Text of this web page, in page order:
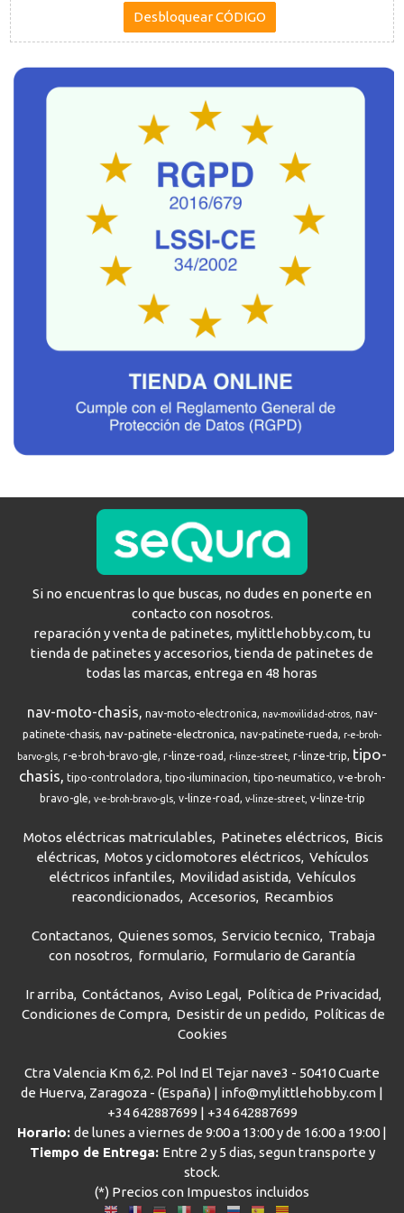
Si no encuentras lo que buscas, no dudes en ponerte en
contacto con nosotros.
reparación y venta de patinetes, mylittlehobby.com, tu
tienda de patinetes y accesorios, tienda de patinetes de
todas las marcas, entrega en 48 horas
nav-moto-chasis nav-moto-electronica nav-movilidad-otros nav-
patinete-chasis nav-patinete-electronica nav-patinete-rueda
r-e-broh-
barvo-gls r-e-broh-bravo-gle r-linze-road r-linze-street r-linze-trip
tipo-
chasis
tipo-controladora tipo-iluminacion tipo-neumatico v-e-broh-
bravo-gle v-e-broh-bravo-gls v-linze-road v-linze-street v-linze-trip
Motos eléctricas matriculables Patinetes eléctricos
Bicis
eléctricas Motos y ciclomotores eléctricos Vehículos
eléctricos infantiles Movilidad asistida Vehículos
reacondicionados Accesorios Recambios
Contactanos Quienes somos Servicio tecnico
Trabaja
con nosotros
formulario Formulario de Garantía
Ir arriba Contáctanos Aviso Legal
Política de Privacidad
Condiciones de Compra Desistir de un pedido
Políticas de
Cookies
Ctra Valencia Km 6,2. Pol Ind El Tejar nave3 - 50410 Cuarte
de Huerva, Zaragoza - (España) | info@mylittlehobby.com |
+34 642887699 | +34 642887699
Horario: de lunes a viernes de 9:00 a 13:00 y de 16:00 a 19:00 |
Tiempo de Entrega: Entre 2 y 5 dias, segun transporte y
stock.
(*) Precios con Impuestos incluidos